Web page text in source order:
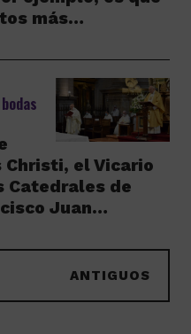
más…
el Vicario
Catedrales de
Juan…
ANTIGUOS